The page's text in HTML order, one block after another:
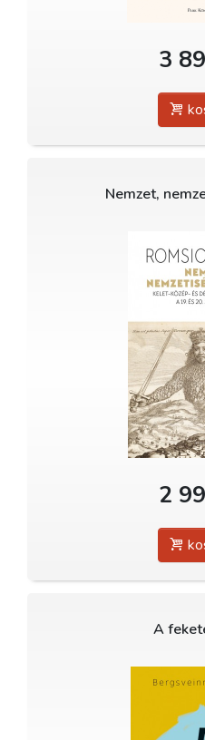
3
Nemzet,
2
A